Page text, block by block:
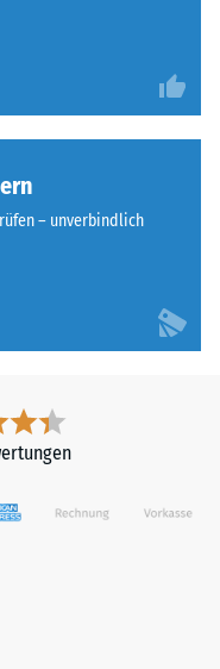
– unverbindlich